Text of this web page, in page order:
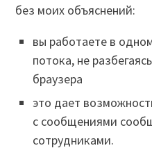
без моих объяснений:
вы работаете в
потока, не
браузера
это дает
с сообщениями
сотрудниками.